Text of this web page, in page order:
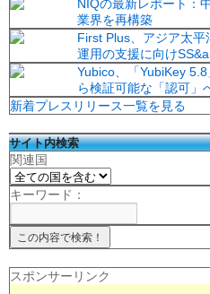
NIQの最新レポート：
業界を再構築
First Plus、アジア太
運用の支援に向け
Yubico、「YubiKey
ら検証可能な「認可」
新着プレスリリース一覧を見る
サイト内検索
関連国
キーワード：
スポンサーリンク